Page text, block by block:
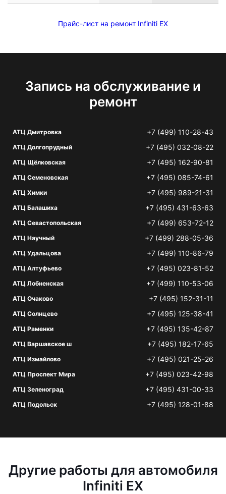
Прайс-лист на ремонт Infiniti EX
Запись на обслуживание и
ремонт
АТЦ Дмитровка +7 (499) 110-28-43
АТЦ Долгопрудный +7 (495) 032-08-22
АТЦ Щёлковская +7 (495) 162-90-81
АТЦ Семеновская +7 (495) 085-74-61
АТЦ Химки +7 (495) 989-21-31
АТЦ Балашиха +7 (495) 431-63-63
АТЦ Севастопольская +7 (499) 653-72-12
АТЦ Научный +7 (499) 288-05-36
АТЦ Удальцова +7 (499) 110-86-79
АТЦ Алтуфьево +7 (495) 023-81-52
АТЦ Лобненская +7 (499) 110-53-06
АТЦ Очаково +7 (495) 152-31-11
АТЦ Солнцево +7 (495) 125-38-41
АТЦ Раменки +7 (495) 135-42-87
АТЦ Варшавское ш +7 (495) 182-17-65
АТЦ Измайлово +7 (495) 021-25-26
АТЦ Проспект Мира +7 (495) 023-42-98
АТЦ Зеленоград +7 (495) 431-00-33
АТЦ Подольск +7 (495) 128-01-88
Другие работы для автомобиля
Infiniti EX